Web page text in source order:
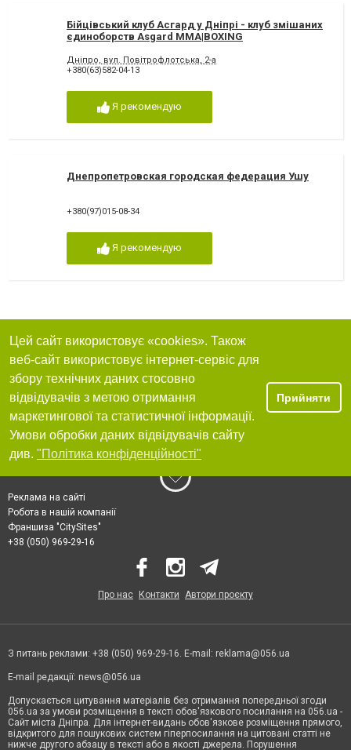
Бійцівський клуб Асгард у Дніпрі - клуб змішаних
єдиноборств Asgard MMA|BOXING
Дніпро, вул. Повітрофлотська, 2-а
+380(63)582-04-13
Я рекомендую
Днепропетровская городская федерация Ушу
+380(97)015-08-34
Я рекомендую
Цей сайт використовує «cookies». Також
веб-сайт використовує інтернет-сервіс для
збору технічних даних стосовно
відвідувачів з метою отримання
маркетингової та статистичної інформації.
Умови обробки даних відвідувачів сайту
див. "Політика конфіденційності"
Прийняти
Реклама на сайті
Робота в нашій компанії
Франшиза "CitySites"
+38 (050) 969-29-16
Про нас Контакти Автори проєкту
З питань реклами: +38 (050) 969-29-16. E-mail: reklama@056.ua
E-mail редакції: news@056.ua
Допускається цитування матеріалів без отримання попередньої згоди
056.ua за умови розміщення в тексті обов'язкового посилання на 056.ua -
Сайт міста Дніпра. Для інтернет-видань обов'язкове розміщення прямого,
відкритого для пошукових систем гіперпосилання на цитовані статті не
нижче другого абзацу в тексті або в якості джерела. Порушення